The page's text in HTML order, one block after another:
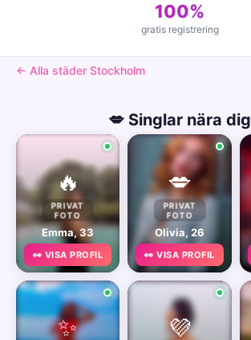
100%
gratis registrering
← Alla städer Stockholm
💋 Singlar nära dig
🔥
PRIVAT
FOTO
Emma, 33
👀 VISA PROFIL
💋
PRIVAT
FOTO
Olivia, 26
👀 VISA PROFIL
✨ 💜